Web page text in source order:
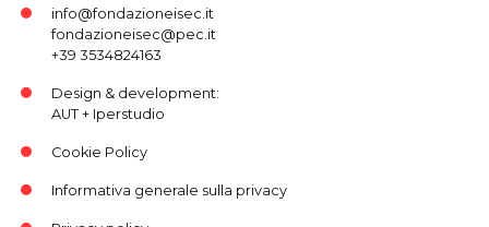
info@fondazioneisec.it
fondazioneisec@pec.it
+39 3534824163
Design & development:
AUT+ Iperstudio
Cookie Policy
Informativa generale sulla privacy